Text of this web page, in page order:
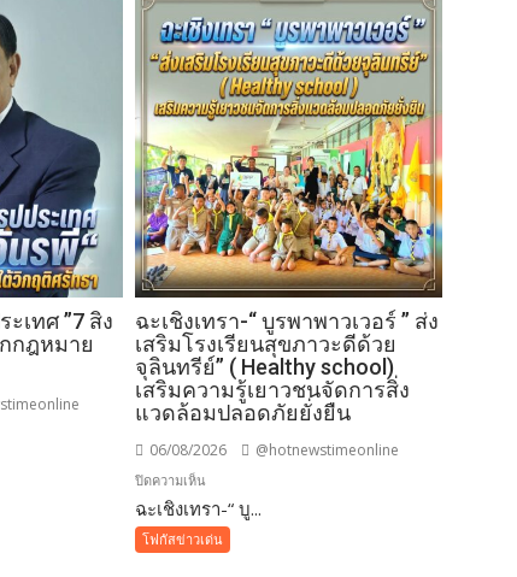
เทศ ”7 สิง
กฎหมาย
ฉะเชิงเทรา-​“ บูรพาพาวเวอร์ ” ส่ง
เสริมโรงเรียนสุขภาวะดีด้วย
จุลินทรีย์” ( Healthy school)
เสริมความรู้เยาวชนจัดการสิ่ง
แวดล้อมปลอดภัยยั่งยืน
06/08/2026 @hotnewstimeonline
ปิดความเห็น
ฉะเชิงเทรา-​
“
บูร
ฉะเชิงเทรา-​“ บู...
โฟกัสข่าวเด่น